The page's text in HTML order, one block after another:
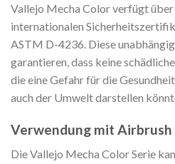
Vallejo Mecha Color verfügt
internationalen
ASTM D-4236. Diese
garantieren, dass keine
die eine Gefahr für die
auch der Umwelt darstellen
Verwendung mit
Die Vallejo Mecha Color Serie